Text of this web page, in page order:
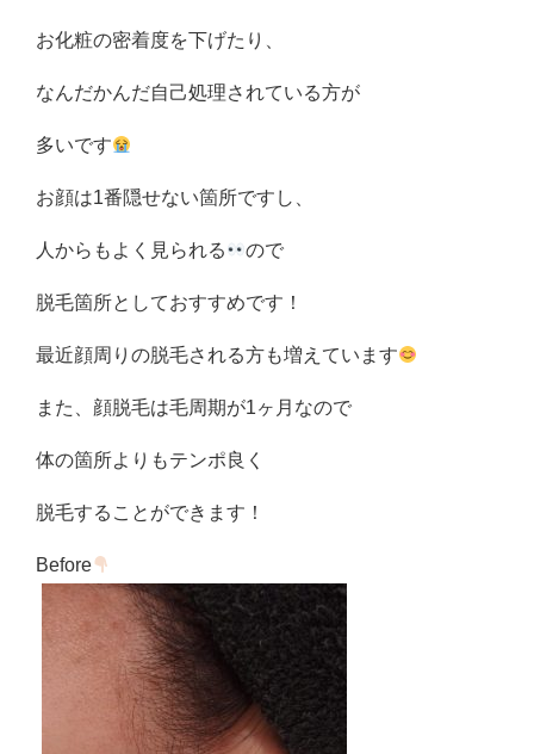
お化粧の密着度を下げたり、
なんだかんだ自己処理されている方が
多いです
お顔は1番隠せない箇所ですし、
人からもよく見られる ので
脱毛箇所としておすすめです！
最近顔周りの脱毛される方も増えています
また、顔脱毛は毛周期が1ヶ月なので
体の箇所よりもテンポ良く
脱毛することができます！
Before